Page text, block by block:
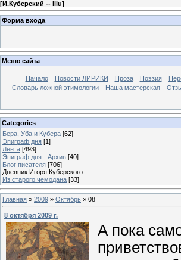
[И.Куберский -- lilu]
Форма входа
Меню сайта
Начало Новости ЛИРИКИ Проза Поэзия
Словарь ложной этимологии
Наша мастерская
Categories
Бера, Уба и Кубера [62]
Эпиграф дня [1]
Лента [493]
Эпиграф дня - Архив [40]
Блог писателя [706]
Дневник Игоря Куберского
Из старого чемодана [33]
Главная » 2009 » Октябрь » 08
8 октября 2009 г.
А пока